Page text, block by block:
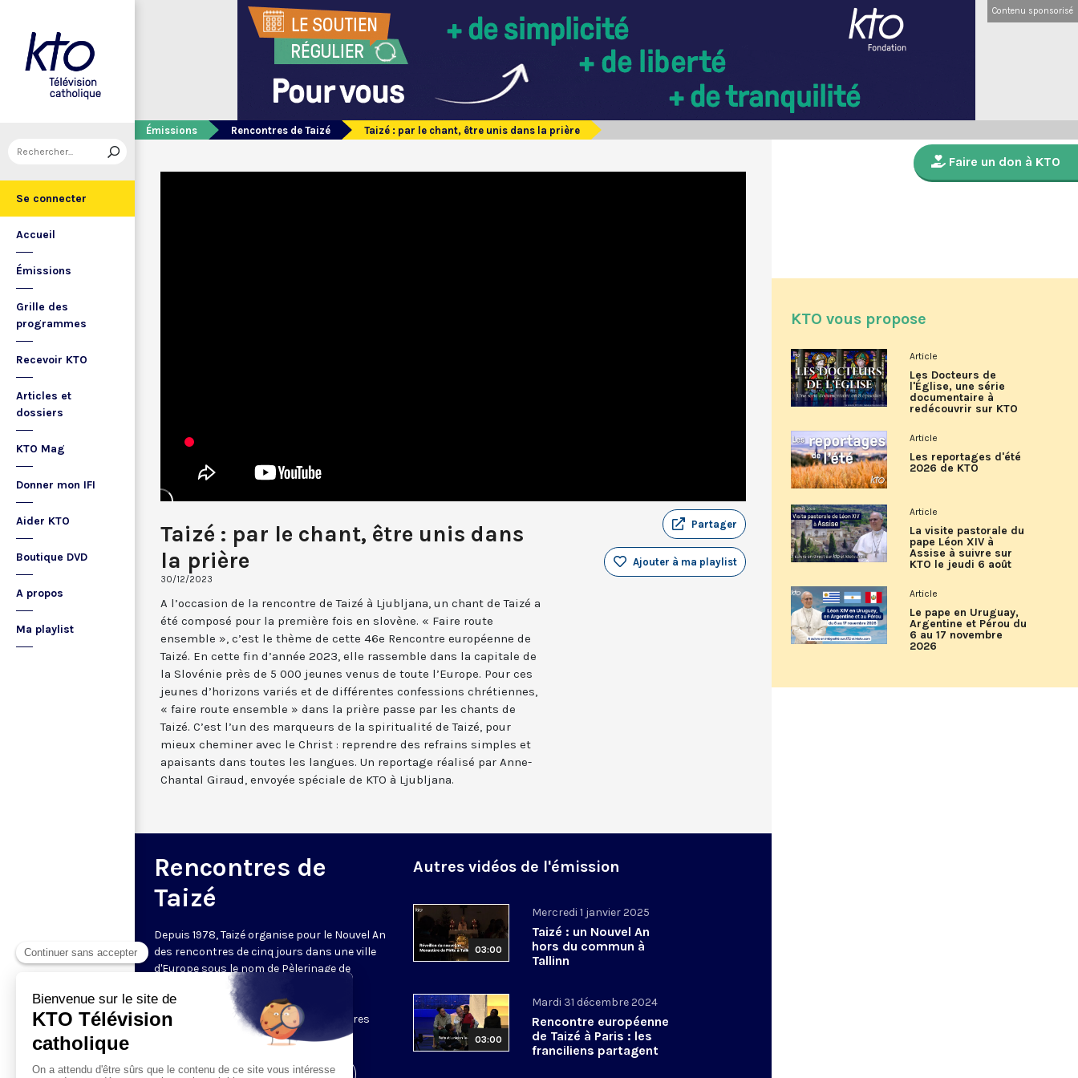
Se connecter
Accueil
Émissions
Grille des
programmes
Recevoir KTO
Articles et
dossiers
KTO Mag
Donner mon IFI
Aider KTO
Boutique DVD
A propos
Ma playlist
Contenu sponsorisé
Émissions Rencontres de Taizé Taizé : par le chant, être unis dans la prière
Taizé : par le chant, être unis dans
la prière
30/12/2023
Partager
Ajouter à ma playlist
A l’occasion de la rencontre de Taizé à Ljubljana, un chant de Taizé a
été composé pour la première fois en slovène. « Faire route
ensemble », c’est le thème de cette 46e Rencontre européenne de
Taizé. En cette fin d’année 2023, elle rassemble dans la capitale de
la Slovénie près de 5 000 jeunes venus de toute l’Europe. Pour ces
jeunes d’horizons variés et de différentes confessions chrétiennes,
« faire route ensemble » dans la prière passe par les chants de
Taizé. C’est l’un des marqueurs de la spiritualité de Taizé, pour
mieux cheminer avec le Christ : reprendre des refrains simples et
apaisants dans toutes les langues. Un reportage réalisé par Anne-
Chantal Giraud, envoyée spéciale de KTO à Ljubljana.
Rencontres de
Taizé
Depuis 1978, Taizé organise pour le Nouvel An
des rencontres de cinq jours dans une ville
d'Europe sous le nom de Pèlerinage de
Confiance sur la Terre. Des dizaines de
milliers de jeunes y assistent et sont
hébergés dans les familles ou les centres
Visiter la page de l'émission
Autres vidéos de l'émission
03:00
Mercredi 1 janvier 2025
Taizé : un Nouvel An
hors du commun à
Tallinn
03:00
Mardi 31 décembre 2024
Rencontre européenne
de Taizé à Paris : les
franciliens partagent
Faire un don à KTO
KTO vous propose
Article
Les Docteurs de
l'Église, une série
documentaire à
redécouvrir sur KTO
Article
Les reportages d'été
2026 de KTO
Article
La visite pastorale du
pape Léon XIV à
Assise à suivre sur
KTO le jeudi 6 août
Article
Le pape en Uruguay,
Argentine et Pérou du
6 au 17 novembre
2026